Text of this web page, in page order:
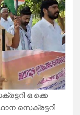
ഒ.ക്കെ
സെക്രട്ടറി